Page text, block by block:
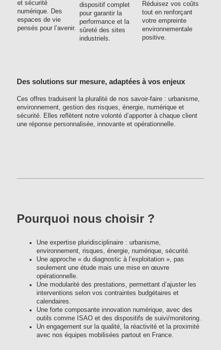
et sécurité
numérique. Des
espaces de vie
pensés pour l’avenir.
dispositif complet
pour garantir la
performance et la
sûreté des sites
industriels.
Réduisez vos coûts
tout en renforçant
votre empreinte
environnementale
positive.
Des solutions sur mesure, adaptées à vos enjeux
Ces offres traduisent la pluralité de nos savoir-faire : urbanisme,
environnement, gestion des risques, énergie, numérique et
sécurité. Elles reflètent notre volonté d’apporter à chaque client
une réponse personnalisée, innovante et opérationnelle.
Pourquoi nous choisir ?
Une expertise pluridisciplinaire : urbanisme,
environnement, risques, énergie, numérique, sécurité.
Une approche « du diagnostic à l’exploitation », pas
seulement une étude mais une mise en œuvre
opérationnelle.
Une modularité des prestations, permettant d’ajuster les
interventions selon vos contraintes budgétaires et
calendaires.
Une forte composante innovation numérique, avec des
outils comme ISAO et des dispositifs de suivi/monitoring.
Un engagement sur la qualité, la réactivité et la proximité
avec nos équipes mobilisées partout en France.